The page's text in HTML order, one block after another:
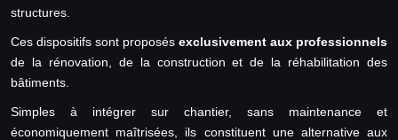
structures.
Ces dispositifs sont proposés exclusivement aux professionnels
de la rénovation, de la construction et de la réhabilitation des
bâtiments.
Simples à intégrer sur chantier, sans maintenance et
économiquement maîtrisées, ils constituent une alternative aux